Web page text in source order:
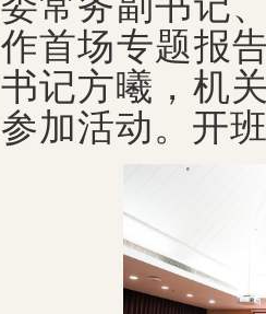
作首场专题报
书记方曦，机
参加活动。开